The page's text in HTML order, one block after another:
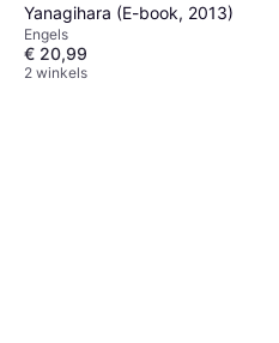
Yanagihara (E-book, 2013)
Engels
€ 20,99
2 winkels